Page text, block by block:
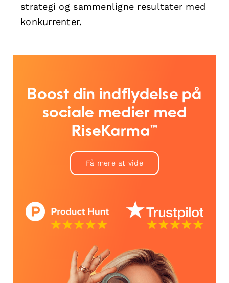
strategi og sammenligne resultater med
konkurrenter.
Boost din indflydelse på
sociale medier med
RiseKarma™
Få mere at vide